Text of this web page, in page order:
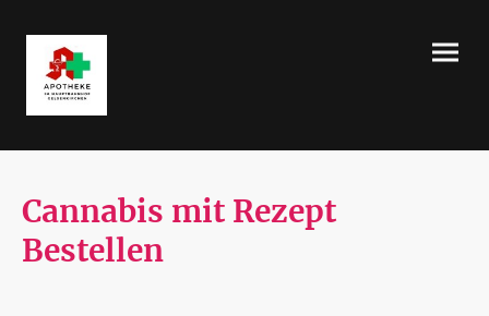
Cannabis mit Rezept
Bestellen